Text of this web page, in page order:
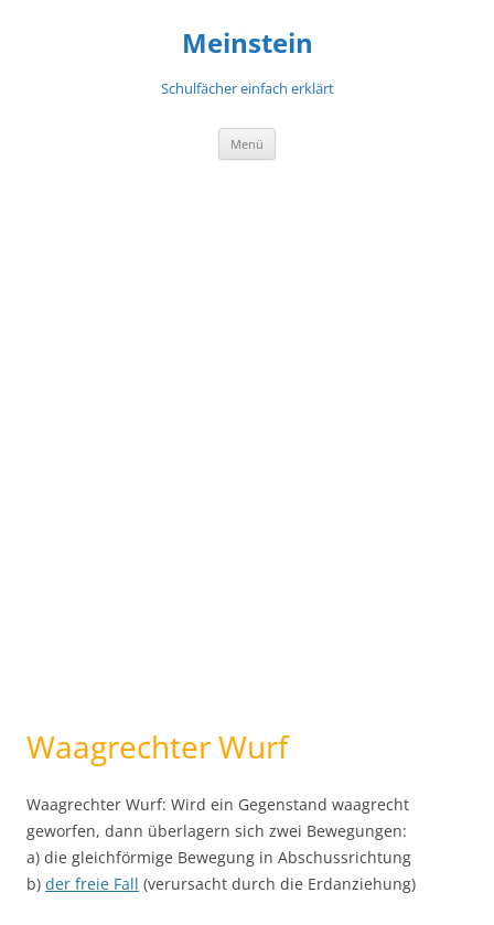
Meinstein
Schulfächer einfach erklärt
Menü
Waagrechter Wurf
Waagrechter Wurf: Wird ein Gegenstand waagrecht
geworfen, dann überlagern sich zwei Bewegungen:
a) die gleichförmige Bewegung in Abschussrichtung
b) der freie Fall (verursacht durch die Erdanziehung)